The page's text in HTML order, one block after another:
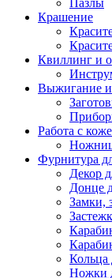
Пазлы
Крашение
Квиллинг и
Выжигание и
Работа с
Фурнитура
Декор
Донце
Замки,
Кольца
Ножки